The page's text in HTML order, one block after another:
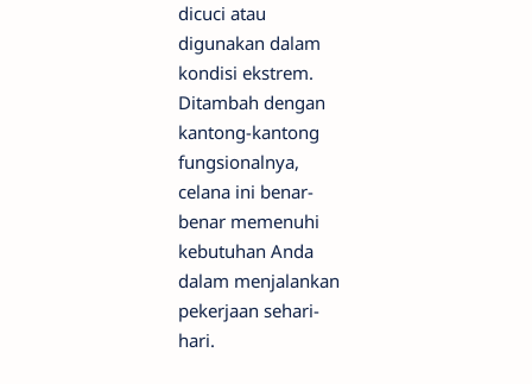
dicuci atau
digunakan dalam
kondisi ekstrem.
Ditambah dengan
kantong-kantong
fungsionalnya,
celana ini benar-
benar memenuhi
kebutuhan Anda
dalam menjalankan
pekerjaan sehari-
hari.